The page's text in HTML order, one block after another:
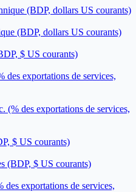
(BDP, dollars US courants)
(BDP, dollars US courants)
$ US courants)
des exportations de services,
(% des exportations de services,
$ US courants)
(BDP, $ US courants)
des exportations de services,